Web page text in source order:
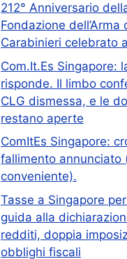
212° Anniversario
Fondazione dell’Arma
Carabinieri celebrato
Com.It.Es Singapore:
risponde. Il limbo
CLG dismessa, e le
restano aperte
ComItEs Singapore:
fallimento annunciato
conveniente).
Tasse a Singapore
guida alla
redditi, doppia
obblighi fiscali